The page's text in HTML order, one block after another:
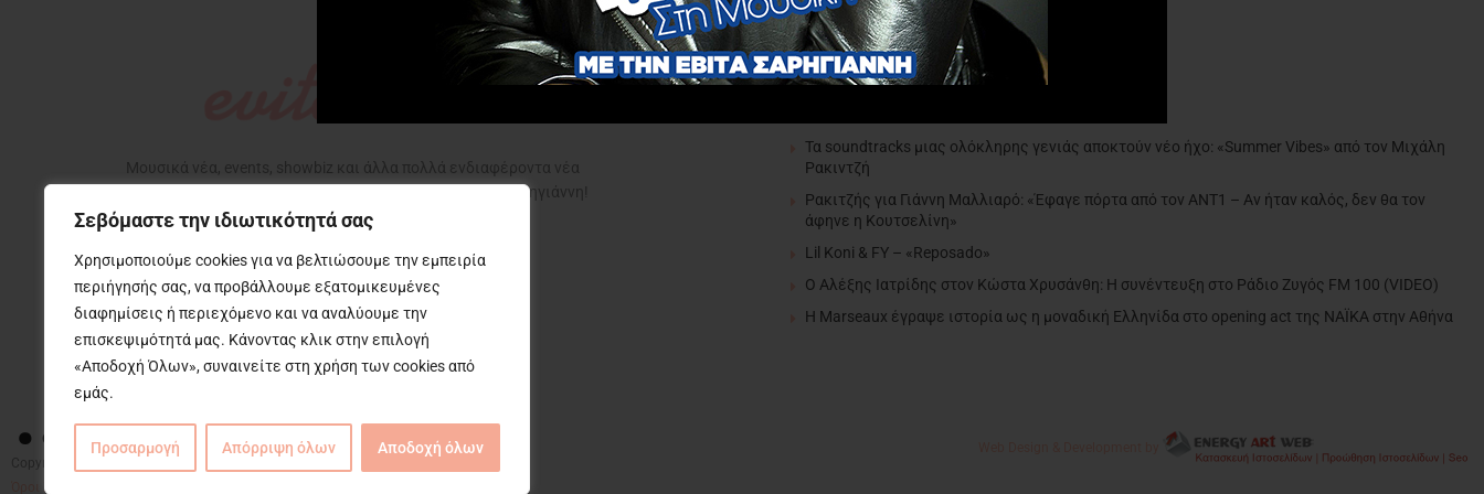
Σεβόμαστε την ιδιωτικότητά σας
Χρησιμοποιούμε cookies για να βελτιώσουμε την εμπειρία
περιήγησής σας, να προβάλλουμε εξατομικευμένες
διαφημίσεις ή περιεχόμενο και να αναλύουμε την
επισκεψιμότητά μας. Κάνοντας κλικ στην επιλογή
«Αποδοχή Όλων», συναινείτε στη χρήση των cookies από
εμάς.
Προσαρμογή Απόρριψη όλων Αποδοχή όλων
Μουσικά νέα, events, showbiz και άλλα πολλά ενδιαφέροντα νέα
που αφορούν την ζωή μας, με την υπογραφή της Εβίτα Σαρηγιάννη!
editor pick
Τα soundtracks μιας ολόκληρης γενιάς αποκτούν νέο ήχο: «Summer Vibes» από τον Μιχάλη
Ρακιντζή
Ρακιτζής για Γιάννη Μαλλιαρό: «Έφαγε πόρτα από τον ΑΝΤ1 – Αν ήταν καλός, δεν θα τον
άφηνε η Κουτσελίνη»
Lil Koni & FY – «Reposado»
Ο Αλέξης Ιατρίδης στον Κώστα Χρυσάνθη: Η συνέντευξη στο Ράδιο Ζυγός FM 100 (VIDEO)
H Marseaux έγραψε ιστορία ως η μοναδική Ελληνίδα στο opening act της NAÏKA στην Αθήνα
….
Copyright © 2025 Evita News. All Rights Reserved.
Όροι Χρήσης